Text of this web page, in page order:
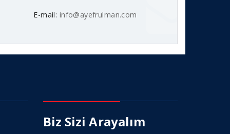
E-mail: info@ayefrulman.com
Biz Sizi Arayalım